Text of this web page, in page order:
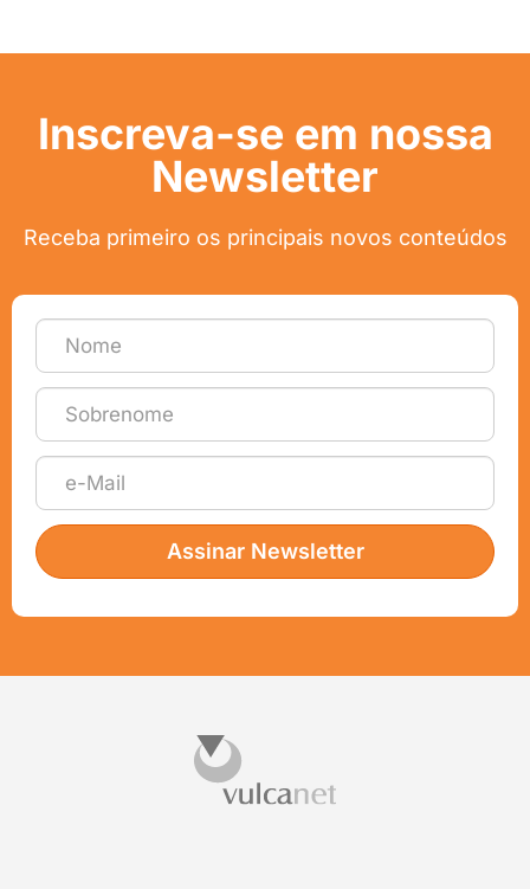
Inscreva-se em nossa
Newsletter
Receba primeiro os principais novos conteúdos
Assinar Newsletter